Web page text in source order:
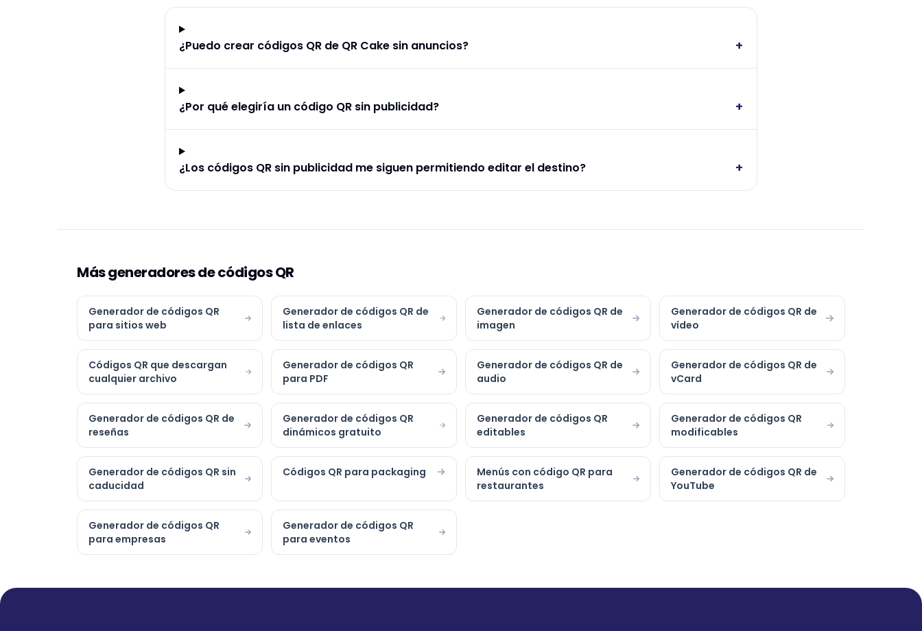
¿Puedo crear códigos QR de QR Cake sin anuncios? +
¿Por qué elegiría un código QR sin publicidad? +
¿Los códigos QR sin publicidad me siguen permitiendo editar el destino? +
Más generadores de códigos QR
Generador de códigos QR
para sitios web
Generador de códigos QR de
lista de enlaces
Generador de códigos QR de
imagen
Generador de códigos QR de
vídeo
Códigos QR que descargan
cualquier archivo
Generador de códigos QR
para PDF
Generador de códigos QR de
audio
Generador de códigos QR de
vCard
Generador de códigos QR de
reseñas
Generador de códigos QR
dinámicos gratuito
Generador de códigos QR
editables
Generador de códigos QR
modificables
Generador de códigos QR sin
caducidad
Códigos QR para packaging
Menús con código QR para
restaurantes
Generador de códigos QR de
YouTube
Generador de códigos QR
para empresas
Generador de códigos QR
para eventos